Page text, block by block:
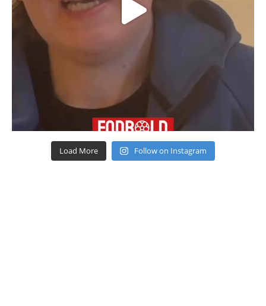
Load More Follow on Instagram